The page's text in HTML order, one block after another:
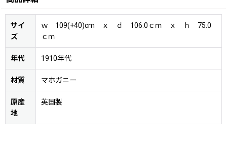
サイ
ズ
ｗ 109(+40)cm ｘ ｄ 106.0ｃｍ ｘ ｈ 75.0
ｃｍ
年代 1910年代
材質 マホガニー
原産
地
英国製